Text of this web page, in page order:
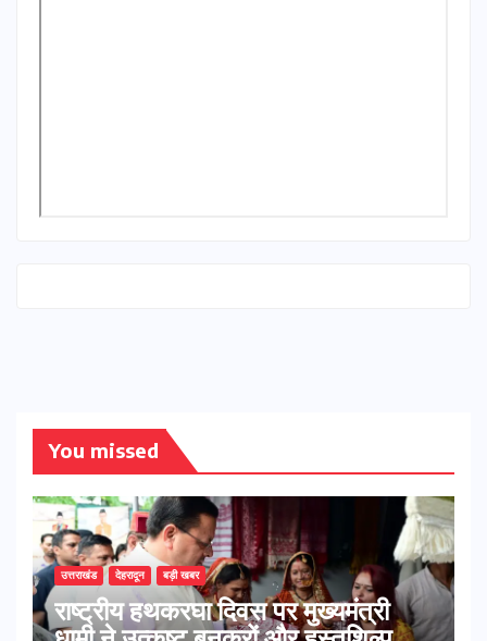
You missed
उत्तराखंड देहरादून बड़ी खबर
राष्ट्रीय हथकरघा दिवस पर मुख्यमंत्री